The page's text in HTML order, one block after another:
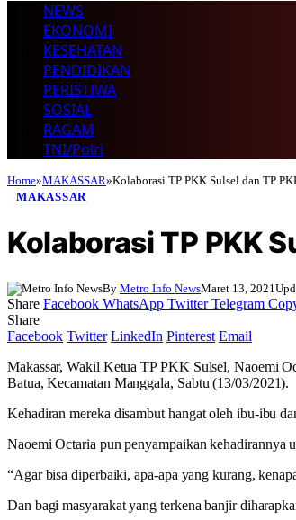
NEWS
EKONOMI
KESEHATAN
PENDIDIKAN
PERISTIWA
SOSIAL
RAGAM
TNI/Polri
Home»MAKASSAR»Kolaborasi TP PKK Sulsel dan TP
MAKASSAR
Kolaborasi TP PKK
By Metro Info NewsMaret 13, 2021
Share Facebook WhatsApp Twitter Telegram
Share
Facebook Twitter LinkedIn Pinterest Email
Makassar, Wakil Ketua TP PKK Sulsel, Naoemi
Batua, Kecamatan Manggala, Sabtu (13/03/2021).
Kehadiran mereka disambut hangat oleh ibu-ibu
Naoemi Octaria pun penyampaikan kehadirannya
“Agar bisa diperbaiki, apa-apa yang kurang,
Dan bagi masyarakat yang terkena banjir